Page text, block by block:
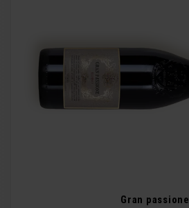
Gran passione